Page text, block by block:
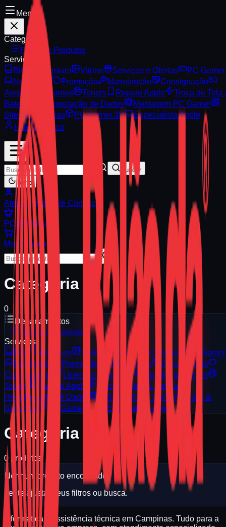
Menu
Categorias
Todos os Produtos
Serviços
Blog
Premium Vitrine Serviços e Ofertas
PC Gamer
Notebooks
Promoção Manutenção
Consignação
Assistência Games
Toners Reparo Apple
Troca de Tela
Bateria
Recuperação de Dados
Montagem PC Gamer
Sites & Sistemas
PC Gamer 3D
Especialista Apple
Fale Conosco
Buscar
Tema
Atendimento Fale Conosco
PCS Premium
Meu Carrinho
Categoria
0
Departamentos
Todos os Produtos
Serviços
Blog
Premium Vitrine Serviços e Ofertas
PC Gamer
Notebooks
Promoção Manutenção
Consignação
Carregadores
Licenças Microsoft
Assistência Games
Toners
Reparo Apple
Troca de Tela & Bateria
Recuperação de Dados
Montagem PC Gamer
Sites &
Sistemas
PC Gamer 3D Especialista Apple
Categoria
0 produtos
Nenhum produto encontrado.
Tente ajustar seus filtros ou busca.
Informática e assistência técnica em Campinas. Tudo para a